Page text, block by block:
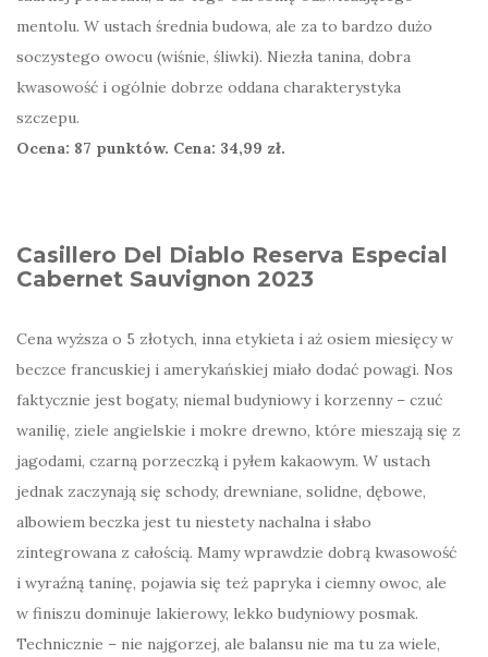
mentolu. W ustach średnia budowa, ale za to bardzo dużo
soczystego owocu (wiśnie, śliwki). Niezła tanina, dobra
kwasowość i ogólnie dobrze oddana charakterystyka
szczepu.
Ocena: 87 punktów. Cena: 34,99 zł.
Casillero Del Diablo Reserva Especial
Cabernet Sauvignon 2023
Cena wyższa o 5 złotych, inna etykieta i aż osiem miesięcy w
beczce francuskiej i amerykańskiej miało dodać powagi. Nos
faktycznie jest bogaty, niemal budyniowy i korzenny – czuć
wanilię, ziele angielskie i mokre drewno, które mieszają się z
jagodami, czarną porzeczką i pyłem kakaowym. W ustach
jednak zaczynają się schody, drewniane, solidne, dębowe,
albowiem beczka jest tu niestety nachalna i słabo
zintegrowana z całością. Mamy wprawdzie dobrą kwasowość
i wyraźną taninę, pojawia się też papryka i ciemny owoc, ale
w finiszu dominuje lakierowy, lekko budyniowy posmak.
Technicznie – nie najgorzej, ale balansu nie ma tu za wiele,